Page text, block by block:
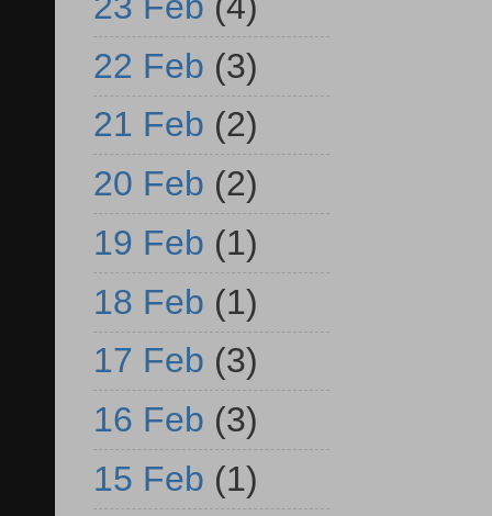
22 Feb (3)
21 Feb (2)
20 Feb (2)
19 Feb (1)
18 Feb (1)
17 Feb (3)
16 Feb (3)
15 Feb (1)